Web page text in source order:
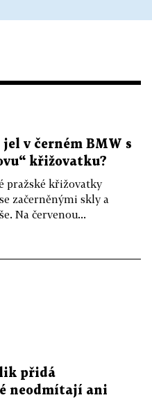
jel v černém BMW s
křižovatku?
pražské křižovatky
začerněnými skly a
Na červenou...
přidá
neodmítají ani